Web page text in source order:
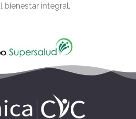
bienestar integral.